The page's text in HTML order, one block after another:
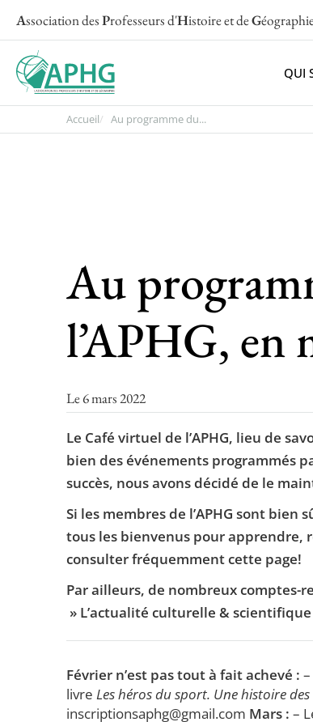
Association desProfesseurs d'Histoire et deG
QUI
Accueil Au programme du...
Au
l’APHG, en
Le 6 mars 2022
Le Café virtuel de l’APHG, lieu de
bien des événements programmés
succès, nous avons décidé de le
Si les membres de l’APHG sont
tous les bienvenus pour apprendre,
consulter fréquemment cette page!
Par ailleurs, de nombreux comptes-
» L’actualité culturelle & scientifique
Février n’est pas tout à fait achevé :
livre Les héros du sport. Une histoire
inscriptionsaphg@gmail.com Mars : –